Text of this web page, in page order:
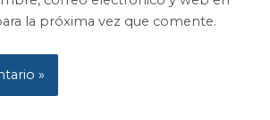
la próxima vez que comente.